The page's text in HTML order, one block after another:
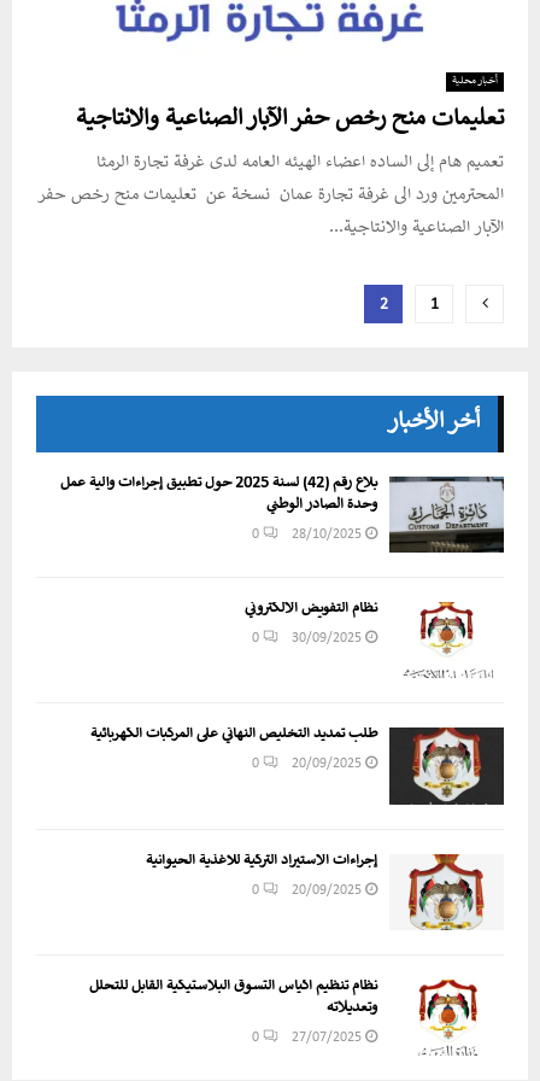
أخبار محلية
تعليمات منح رخص حفر الآبار الصناعية والانتاجية
تعميم هام إلى الساده اعضاء الهيئه العامه لدى غرفة تجارة الرمثا
المحترمين ورد الى غرفة تجارة عمان نسخة عن تعليمات منح رخص حفر
الآبار الصناعية والانتاجية...
تعدد
المقالات
1
2
أخر الأخبار
بلاغ رقم (42) لسنة 2025 حول تطبيق إجراءات وآلية عمل
وحدة الصادر الوطني
28/10/2025
0
نظام التفويض الالكتروني
30/09/2025
0
طلب تمديد التخليص النهائي على المركبات الكهربائية
20/09/2025
0
إجراءات الاستيراد التركية للأغذية الحيوانية
20/09/2025
0
نظام تنظيم اكياس التسوق البلاستيكية القابل للتحلل
وتعديلاته
27/07/2025
0